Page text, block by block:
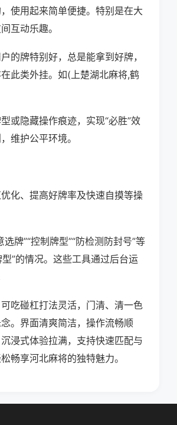
使用起来简单便捷。特别是在大
互动乐趣。
的牌特别好，总是能拿到好牌，
此类外挂。如(上楚湖北麻将,鹤
或隐藏操作痕迹，实现“必胜”效
维护公平环境。
化、提高好牌率及快速自摸等操
牌”“控制牌型”“防检测防封号”等
”的情况。这些工具通过后台运
吃碰杠打法灵活，门清、清一色
。界面清爽简洁，操作流畅顺
浸式体验拉满，支持快速匹配与
畅享河北麻将的独特魅力。